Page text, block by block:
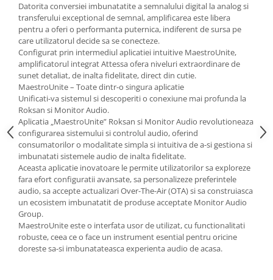
Datorita conversiei imbunatatite a semnalului digital la analog si
transferului exceptional de semnal, amplificarea este libera
pentru a oferi o performanta puternica, indiferent de sursa pe
care utilizatorul decide sa se conecteze.
Configurat prin intermediul aplicatiei intuitive MaestroUnite,
amplificatorul integrat Attessa ofera niveluri extraordinare de
sunet detaliat, de inalta fidelitate, direct din cutie.
MaestroUnite – Toate dintr-o singura aplicatie
Unificati-va sistemul si descoperiti o conexiune mai profunda la
Roksan si Monitor Audio.
Aplicatia „MaestroUnite” Roksan si Monitor Audio revolutioneaza
configurarea sistemului si controlul audio, oferind
consumatorilor o modalitate simpla si intuitiva de a-si gestiona si
imbunatati sistemele audio de inalta fidelitate.
Aceasta aplicatie inovatoare le permite utilizatorilor sa exploreze
fara efort configuratii avansate, sa personalizeze preferintele
audio, sa accepte actualizari Over-The-Air (OTA) si sa construiasca
un ecosistem imbunatatit de produse acceptate Monitor Audio
Group.
MaestroUnite este o interfata usor de utilizat, cu functionalitati
robuste, ceea ce o face un instrument esential pentru oricine
doreste sa-si imbunatateasca experienta audio de acasa.